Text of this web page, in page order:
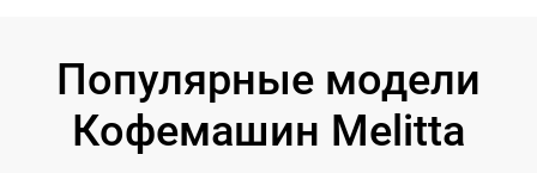
Популярные модели
Кофемашин Melitta